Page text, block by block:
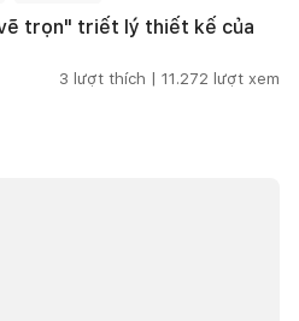
trọn" triết lý thiết kế của
3 lượt thích | 11.272 lượt xem